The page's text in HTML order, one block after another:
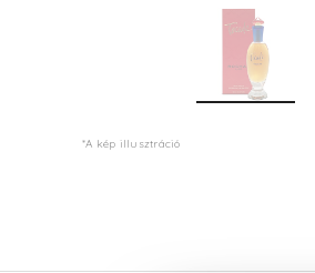
*A kép illusztráció